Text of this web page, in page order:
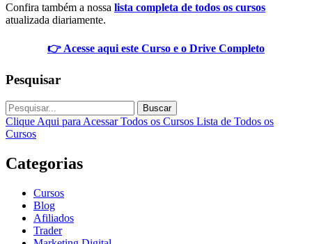
Confira também a nossa lista completa de todos os cursos
atualizada diariamente.
👉 Acesse aqui este Curso e o Drive Completo
Pesquisar
Buscar
Clique Aqui para Acessar Todos os Cursos Lista de Todos os
Cursos
Categorias
Cursos
Blog
Afiliados
Trader